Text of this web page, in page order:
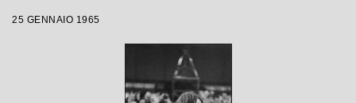
25 GENNAIO 1965